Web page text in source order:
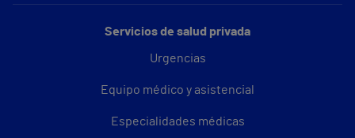
Servicios de salud privada
Urgencias
Equipo médico y asistencial
Especialidades médicas